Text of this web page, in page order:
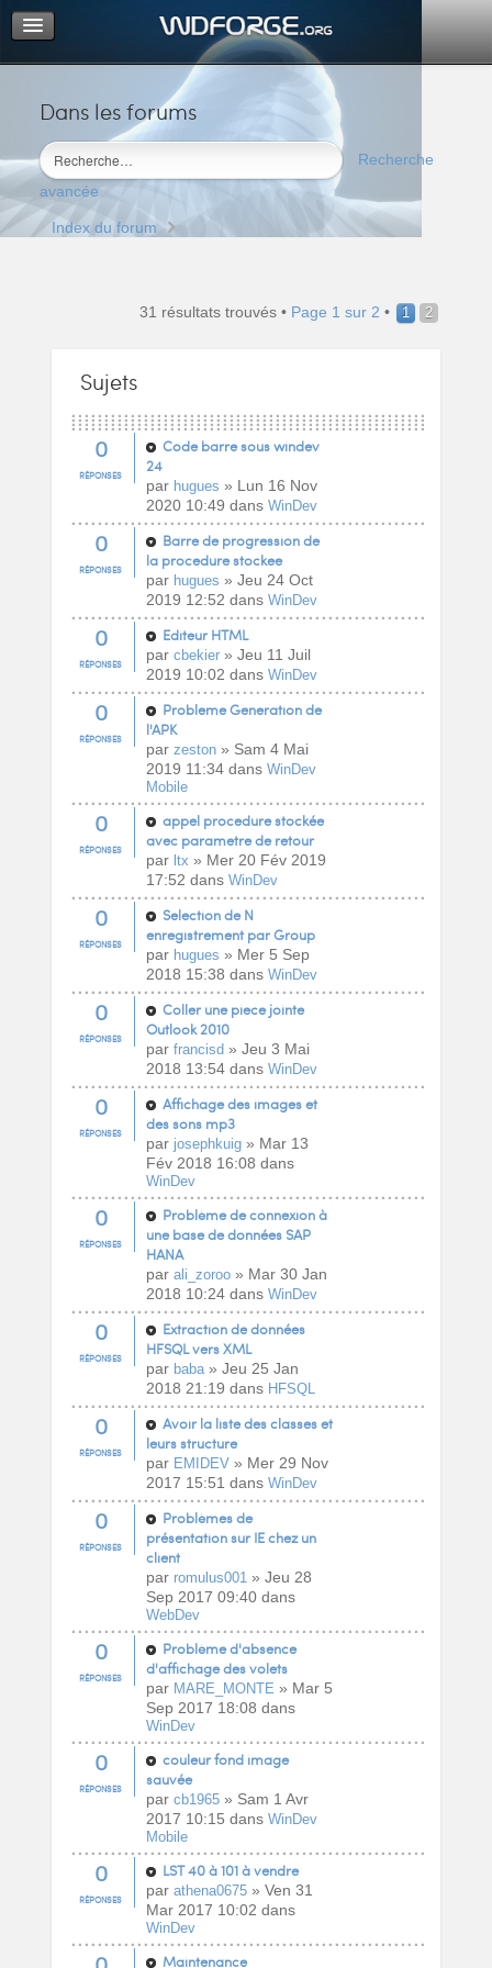
Dans les forums
Recherche
avancée
Portail
Index du forum
M’enregistrer
Connexion
Index du forum
31 résultats trouvés • Page 1 sur 2 • 1 2
Sujets
0
RÉPONSES
Code barre sous windev
24
par hugues » Lun 16 Nov
2020 10:49 dans WinDev
0
RÉPONSES
Barre de progression de
la procedure stockee
par hugues » Jeu 24 Oct
2019 12:52 dans WinDev
0
RÉPONSES
Editeur HTML
par cbekier» Jeu 11 Juil
2019 10:02 dans WinDev
0
RÉPONSES
Probleme Generation de
l'APK
par zeston» Sam 4 Mai
2019 11:34 dans WinDev
Mobile
0
RÉPONSES
appel procedure stockée
avec parametre de retour
par ltx » Mer 20 Fév 2019
17:52 dans WinDev
0
RÉPONSES
Selection de N
enregistrement par Group
par hugues » Mer 5 Sep
2018 15:38 dans WinDev
0
RÉPONSES
Coller une piece jointe
Outlook 2010
par francisd» Jeu 3 Mai
2018 13:54 dans WinDev
0
RÉPONSES
Affichage des images et
des sons mp3
par josephkuig» Mar 13
Fév 2018 16:08 dans
WinDev
0
RÉPONSES
Problème de connexion à
une base de données SAP
HANA
par ali_zoroo» Mar 30 Jan
2018 10:24 dans WinDev
0
RÉPONSES
Extraction de données
HFSQL vers XML
par baba» Jeu 25 Jan
2018 21:19 dans HFSQL
0
RÉPONSES
Avoir la liste des classes et
leurs structure
par EMIDEV» Mer 29 Nov
2017 15:51 dans WinDev
0
RÉPONSES
Problèmes de
présentation sur IE chez un
client
par romulus001 » Jeu 28
Sep 2017 09:40 dans
WebDev
0
RÉPONSES
Problème d'absence
d'affichage des volets
par MARE_MONTE » Mar 5
Sep 2017 18:08 dans
WinDev
0
RÉPONSES
couleur fond image
sauvée
par cb1965» Sam 1 Avr
2017 10:15 dans WinDev
Mobile
0
RÉPONSES
LST 40 à 101 à vendre
par athena0675» Ven 31
Mar 2017 10:02 dans
WinDev
Maintenance